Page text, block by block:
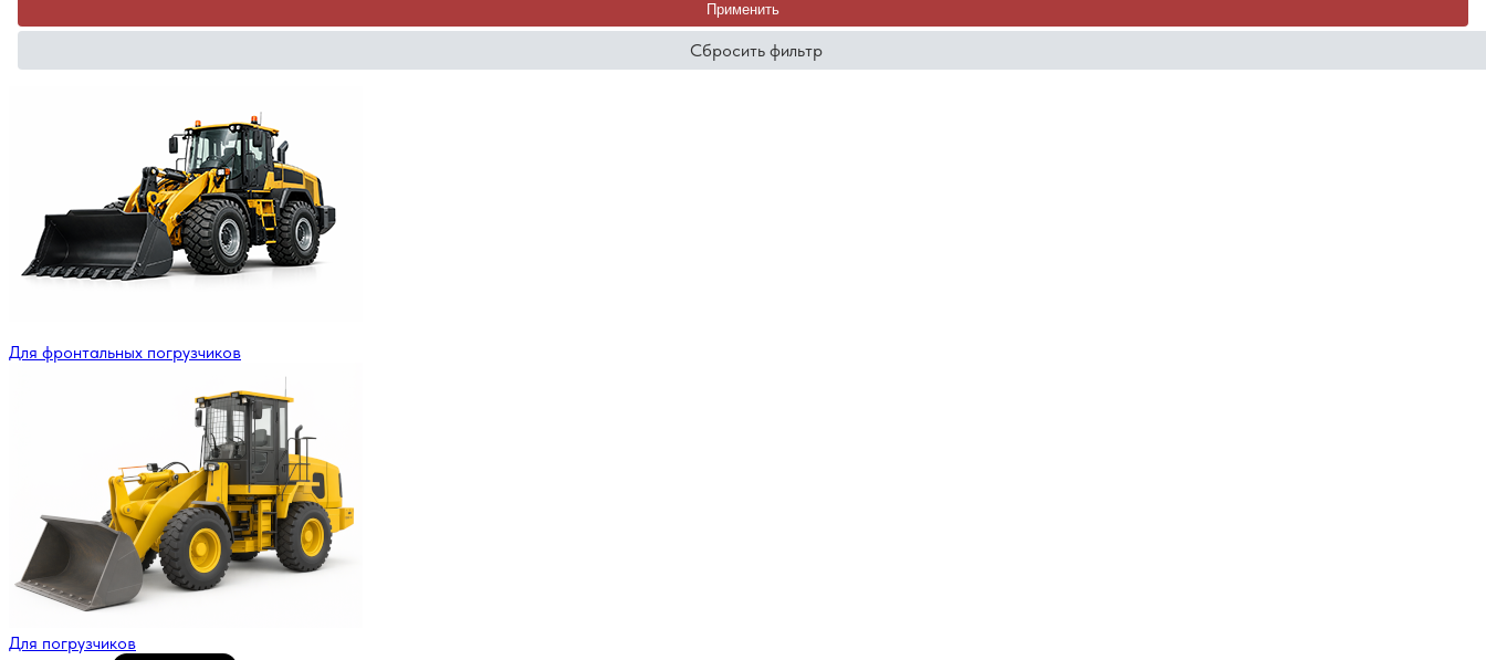
Применить
Сбросить фильтр
Для фронтальных погрузчиков
Для погрузчиков